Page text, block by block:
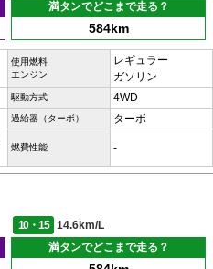
満タンでどこまで走る？
584km
使用燃料
エンジン
レギュラー
ガソリン
駆動方式 4WD
過給器（ターボ） ターボ
燃費性能 -
10・15
14.6km/L
満タンでどこまで走る？